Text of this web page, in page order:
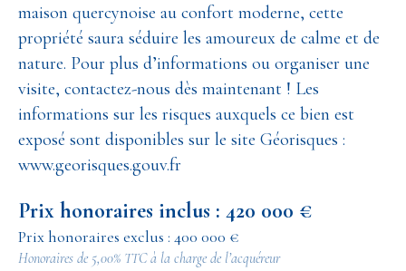
maison quercynoise au confort moderne, cette
propriété saura séduire les amoureux de calme et de
nature. Pour plus d’informations ou organiser une
visite, contactez-nous dès maintenant ! Les
informations sur les risques auxquels ce bien est
exposé sont disponibles sur le site Géorisques :
www.georisques.gouv.fr
Prix honoraires inclus : 420 000 €
Prix honoraires exclus : 400 000 €
Honoraires de 5,00% TTC à la charge de l’acquéreur